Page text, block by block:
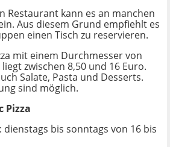
Restaurant kann es an manchen
Aus diesem Grund empfiehlt es
einen Tisch zu reservieren.
mit einem Durchmesser von
zwischen 8,50 und 16 Euro.
Salate, Pasta und Desserts.
sind möglich.
Pizza
dienstags bis sonntags von 16 bis